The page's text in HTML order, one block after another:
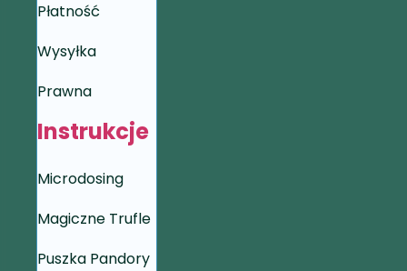
Płatność
Wysyłka
Prawna
Instrukcje
Microdosing
Magiczne Trufle
Puszka Pandory